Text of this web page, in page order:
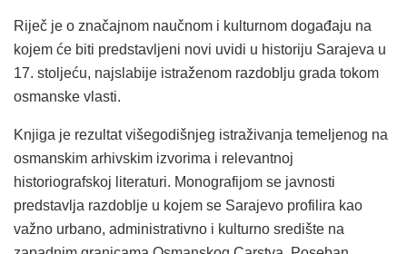
Riječ je o značajnom naučnom i kulturnom događaju na
kojem će biti predstavljeni novi uvidi u historiju Sarajeva u
17. stoljeću, najslabije istraženom razdoblju grada tokom
osmanske vlasti.
Knjiga je rezultat višegodišnjeg istraživanja temeljenog na
osmanskim arhivskim izvorima i relevantnoj
historiografskoj literaturi. Monografijom se javnosti
predstavlja razdoblje u kojem se Sarajevo profilira kao
važno urbano, administrativno i kulturno središte na